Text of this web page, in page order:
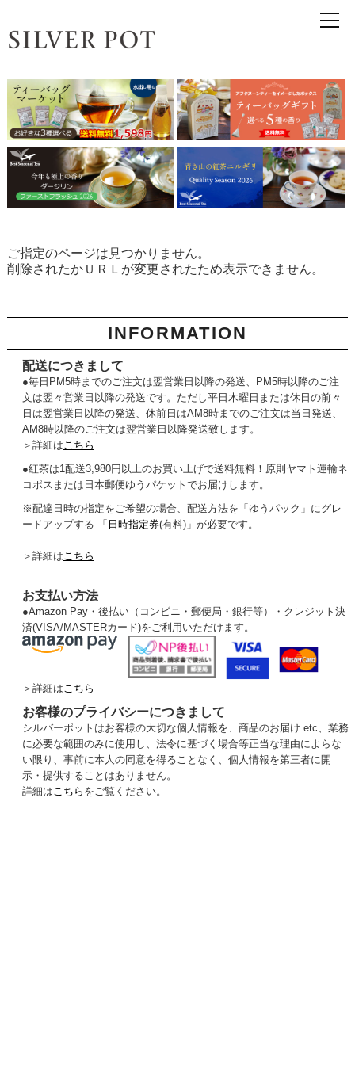
ご指定のページは見つかりません。
削除されたかＵＲＬが変更されたため表示できません。
INFORMATION
配送につきまして
●毎日PM5時までのご注文は翌営業日以降の発送、PM5時以降のご注
文は翌々営業日以降の発送です。ただし平日木曜日または休日の前々
日は翌営業日以降の発送、休前日はAM8時までのご注文は当日発送、
AM8時以降のご注文は翌営業日以降発送致します。
＞詳細はこちら
●紅茶は1配送3,980円以上のお買い上げで送料無料！原則ヤマト運輸ネ
コポスまたは日本郵便ゆうパケットでお届けします。
※配達日時の指定をご希望の場合、配送方法を「ゆうパック」にグレ
ードアップする 「 日時指定券(有料)」が必要です。
＞詳細はこちら
お支払い方法
●Amazon Pay・後払い（コンビニ・郵便局・銀行等）・クレジット決
済(VISA/MASTERカード)をご利用いただけます。
＞詳細は こちら
お客様のプライバシーにつきまして
シルバーポットはお客様の大切な個人情報を、商品のお届け etc、業務
に必要な範囲のみに使用し、法令に基づく場合等正当な理由によらな
い限り、事前に本人の同意を得ることなく、個人情報を第三者に開
示・提供することはありません。
詳細は こちら をご覧ください。